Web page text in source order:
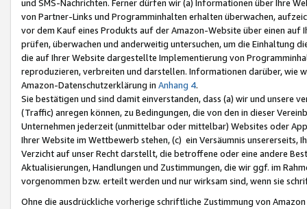
und SMS-Nachrichten. Ferner dürfen wir (a) Informationen über Ihre
von Partner-Links und Programminhalten erhalten überwachen,
vor dem Kauf eines Produkts auf der Amazon-Website über einen
prüfen, überwachen und anderweitig untersuchen, um die Einhaltung
die auf Ihrer Website dargestellte Implementierung von
reproduzieren, verbreiten und darstellen. Informationen darüber, wie
Amazon-Datenschutzerklärung in Anhang 4.
Sie bestätigen und sind damit einverstanden, dass (a) wir und
(Traffic) anregen können, zu Bedingungen, die von den in dieser
Unternehmen jederzeit (unmittelbar oder mittelbar) Websites oder
Ihrer Website im Wettbewerb stehen, (c) ein Versäumnis unsererseits,
Verzicht auf unser Recht darstellt, die betroffene oder eine andere
Aktualisierungen, Handlungen und Zustimmungen, die wir ggf. im
vorgenommen bzw. erteilt werden und nur wirksam sind, wenn sie
Ohne die ausdrückliche vorherige schriftliche Zustimmung von